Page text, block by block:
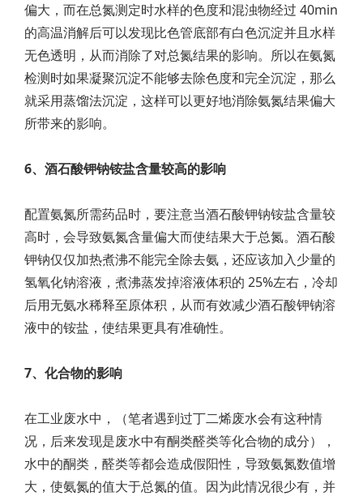
偏大，而在总氮测定时水样的色度和混浊物经过 40min
的高温消解后可以发现比色管底部有白色沉淀并且水样
无色透明，从而消除了对总氮结果的影响。所以在氨氮
检测时如果凝聚沉淀不能够去除色度和完全沉淀，那么
就采用蒸馏法沉淀，这样可以更好地消除氨氮结果偏大
所带来的影响。
6、酒石酸钾钠铵盐含量较高的影响
配置氨氮所需药品时，要注意当酒石酸钾钠铵盐含量较
高时，会导致氨氮含量偏大而使结果大于总氮。酒石酸
钾钠仅仅加热煮沸不能完全除去氨，还应该加入少量的
氢氧化钠溶液，煮沸蒸发掉溶液体积的 25%左右，冷却
后用无氨水稀释至原体积，从而有效减少酒石酸钾钠溶
液中的铵盐，使结果更具有准确性。
7、化合物的影响
在工业废水中，（笔者遇到过丁二烯废水会有这种情
况，后来发现是废水中有酮类醛类等化合物的成分），
水中的酮类，醛类等都会造成假阳性，导致氨氮数值增
大，使氨氮的值大于总氮的值。因为此情况很少有，并